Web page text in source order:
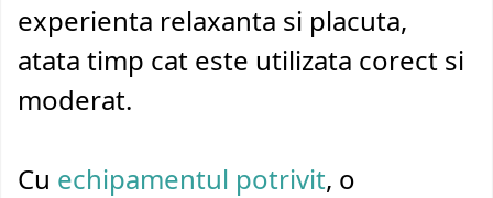
experienta relaxanta si placuta,
atata timp cat este utilizata corect si
moderat.
Cu echipamentul potrivit, o